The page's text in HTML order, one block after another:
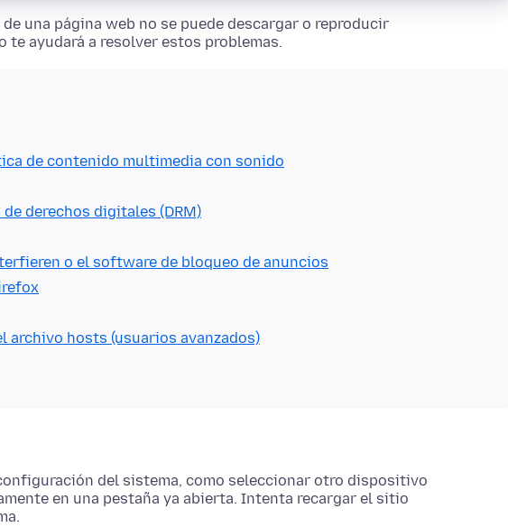
una página web no se puede descargar o reproducir
ayudará a resolver estos problemas.
de contenido multimedia con sonido
derechos digitales (DRM)
o el software de bloqueo de anuncios
archivo hosts (usuarios avanzados)
del sistema, como seleccionar otro dispositivo
en una pestaña ya abierta. Intenta recargar el sitio